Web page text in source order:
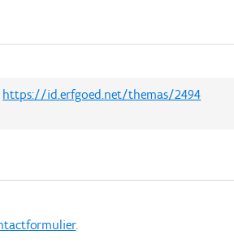
https://id.erfgoed.net/themas/2494
.